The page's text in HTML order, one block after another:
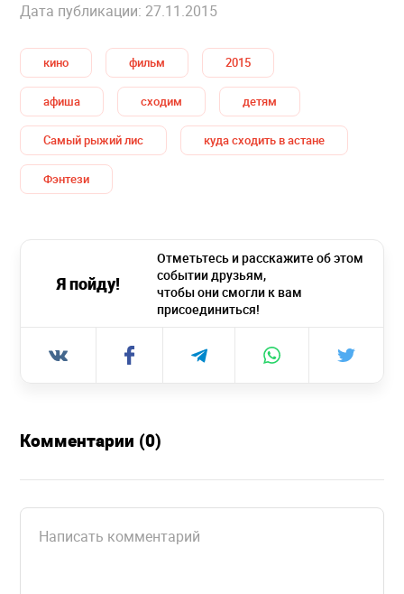
Дата публикации: 27.11.2015
кино фильм 2015
афиша сходим детям
Самый рыжий лис куда сходить в астане
Фэнтези
Я пойду!
Отметьтесь и расскажите об этом
событии друзьям,
чтобы они смогли к вам
присоединиться!
Комментарии (0)